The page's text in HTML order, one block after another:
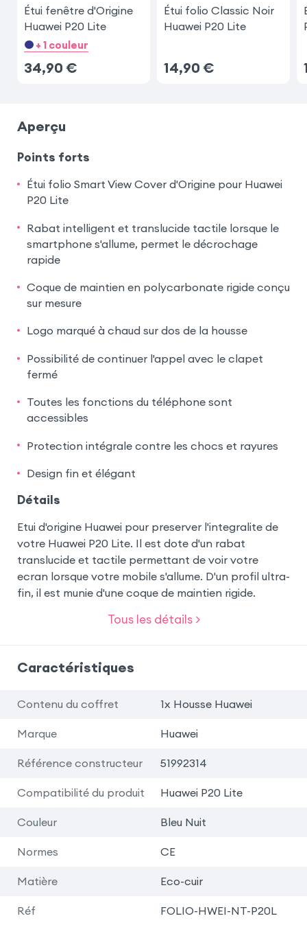
Étui fenêtre d'Origine
Huawei P20 Lite
+ 1 couleur
34,90 €
Étui folio Classic Noir
Huawei P20 Lite
14,90 €
Aperçu
Points forts
Étui folio Smart View Cover d'Origine pour Huawei
P20 Lite
Rabat intelligent et translucide tactile lorsque le
smartphone s'allume, permet le décrochage
rapide
Coque de maintien en polycarbonate rigide conçu
sur mesure
Logo marqué à chaud sur dos de la housse
Possibilité de continuer l'appel avec le clapet
fermé
Toutes les fonctions du téléphone sont
accessibles
Protection intégrale contre les chocs et rayures
Design fin et élégant
Détails
Etui d'origine Huawei pour preserver l'integralite de
votre Huawei P20 Lite. Il est dote d'un rabat
translucide et tactile permettant de voir votre
ecran lorsque votre mobile s'allume. D'un profil ultra-
fin, il est munie d'une coque de maintien rigide.
Tous les détails >
Caractéristiques
Contenu du coffret 1x Housse Huawei
Marque Huawei
Référence constructeur 51992314
Compatibilité du produit Huawei P20 Lite
Couleur Bleu Nuit
Normes CE
Matière Eco-cuir
Réf FOLIO-HWEI-NT-P20L